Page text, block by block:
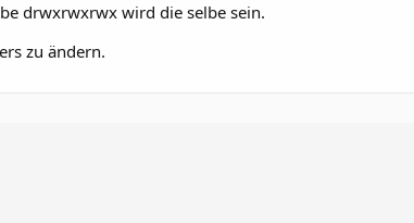
drwxrwxrwx wird die selbe sein.
zu ändern.